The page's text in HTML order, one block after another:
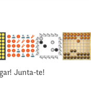
Junta-te!